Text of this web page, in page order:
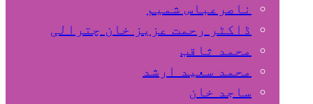
ناصرعباس شمیم
ڈاکٹر رحمت عزیز خان چترالی
محمد ثاقب
محمد سعید ارشد
ساجد خان